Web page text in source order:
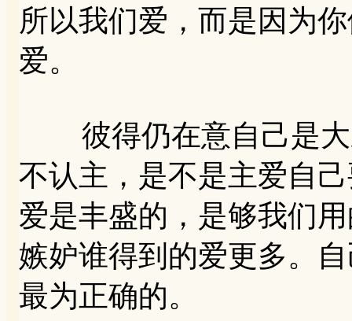
所以我们爱，而是因为
爱。
彼得仍在意自己是大
不认主，是不是主爱自
爱是丰盛的，是够我们
嫉妒谁得到的爱更多。
最为正确的。